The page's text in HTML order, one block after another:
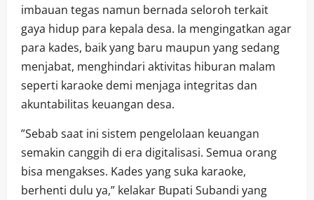
imbauan tegas namun bernada seloroh terkait
gaya hidup para kepala desa. Ia mengingatkan agar
para kades, baik yang baru maupun yang sedang
menjabat, menghindari aktivitas hiburan malam
seperti karaoke demi menjaga integritas dan
akuntabilitas keuangan desa.
​”Sebab saat ini sistem pengelolaan keuangan
semakin canggih di era digitalisasi. Semua orang
bisa mengakses. Kades yang suka karaoke,
berhenti dulu ya,” kelakar Bupati Subandi yang